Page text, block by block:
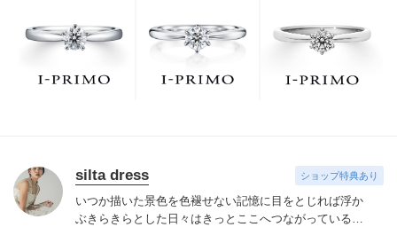
でお待ちしております。リング選びの最初の一歩をご一
緒に。まずは、アイプリモへ。
silta dress ショップ特典あり
いつか描いた景色を色褪せない記憶に 目をとじれば浮か
ぶきらきらとした日々は きっとここへつながっている小